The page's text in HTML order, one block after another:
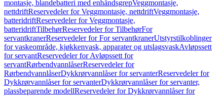
montasje, blandebatteri med enhåndsgrepVeggmontasje,
nettdriftReservedeler for Veggmontasje, nettdriftVeggmontasje,
batteridriftReservedeler for Veggmontasje,
batteridriftTilbehørReservedeler for TilbehørFor
servantkranerReservedeler for For servantkranerUtstyrstilkoblinger
for vaskeområde, kjøkkenvask, apparater og utslagsvaskAvløpssett
for servantReservedeler for Avløpssett for
servantRørbendvannlåserReservedeler for
RørbendvannlåserDykkrørvannlåser for servanterReservedeler for
Dykkrørvannlåser for servanterDykkrørvannlåser for servanter,
plassbeparende modellReservedeler for Dykkrørvannlåser for